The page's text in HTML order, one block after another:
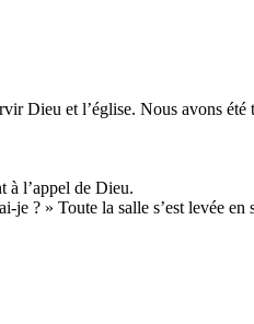
Dieu et l’église. Nous avons été
à l’appel de Dieu.
je ? » Toute la salle s’est levée